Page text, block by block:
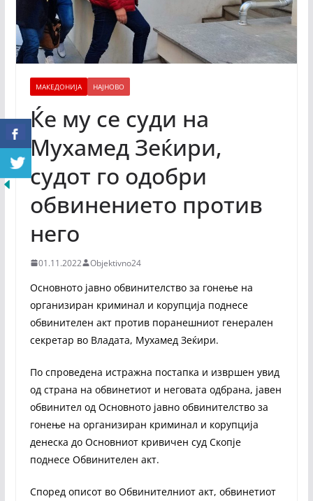
МАКЕДОНИЈА НАЈНОВО
Ќе му се суди на
Мухамед Зеќири,
судот го одобри
обвинението против
него
01.11.2022 Objektivno24
Основното јавно обвинителство за гонење на
организиран криминал и корупција поднесе
обвинителен акт против поранешниот генерален
секретар во Владата, Мухамед Зеќири.
По спроведена истражна постапка и извршен увид
од страна на обвинетиот и неговата одбрана, јавен
обвинител од Основното јавно обвинителство за
гонење на организиран криминал и корупција
денеска до Основниот кривичен суд Скопје
поднесе Обвинителен акт.
Според описот во Обвинителниот акт, обвинетиот